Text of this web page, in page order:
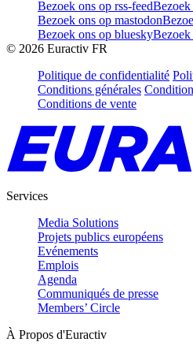
Bezoek ons op rss-feedBezoek
Bezoek ons op mastodon
Bezoek ons op blueskyBezoek
© 2026 Euractiv FR
Politique de confidentialité
Conditions générales
Conditions de vente
Services
Media Solutions
Projets publics européens
Evénements
Emplois
Agenda
Communiqués de presse
Members’ Circle
À Propos d'Euractiv